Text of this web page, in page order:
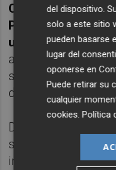
Chivo
de Vargas
Presidentede
un doble del
ante el micrófono
sobre la línea
de los que están
Después de todo,
sentir compasión
infraestructuras
del dispositivo.
solo a este sitio
pueden basarse
lugar del
oponerse en
Puede retirar su
cualquier
cookies .Política